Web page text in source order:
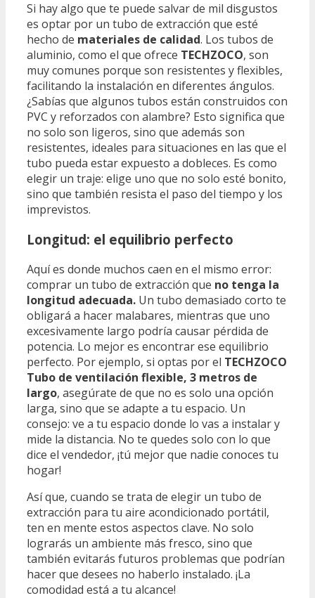
Si hay algo que te puede salvar de mil disgustos
es optar por un tubo de extracción que esté
hecho de materiales de calidad. Los tubos de
aluminio, como el que ofrece TECHZOCO, son
muy comunes porque son resistentes y flexibles,
facilitando la instalación en diferentes ángulos.
¿Sabías que algunos tubos están construidos con
PVC y reforzados con alambre? Esto significa que
no solo son ligeros, sino que además son
resistentes, ideales para situaciones en las que el
tubo pueda estar expuesto a dobleces. Es como
elegir un traje: elige uno que no solo esté bonito,
sino que también resista el paso del tiempo y los
imprevistos.
Longitud: el equilibrio perfecto
Aquí es donde muchos caen en el mismo error:
comprar un tubo de extracción que no tenga la
longitud adecuada. Un tubo demasiado corto te
obligará a hacer malabares, mientras que uno
excesivamente largo podría causar pérdida de
potencia. Lo mejor es encontrar ese equilibrio
perfecto. Por ejemplo, si optas por el TECHZOCO
Tubo de ventilación flexible, 3 metros de
largo, asegúrate de que no es solo una opción
larga, sino que se adapte a tu espacio. Un
consejo: ve a tu espacio donde lo vas a instalar y
mide la distancia. No te quedes solo con lo que
dice el vendedor, ¡tú mejor que nadie conoces tu
hogar!
Así que, cuando se trata de elegir un tubo de
extracción para tu aire acondicionado portátil,
ten en mente estos aspectos clave. No solo
lograrás un ambiente más fresco, sino que
también evitarás futuros problemas que podrían
hacer que desees no haberlo instalado. ¡La
comodidad está a tu alcance!